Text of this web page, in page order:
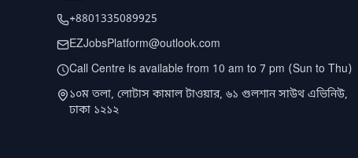
+8801335089925
EZJobsPlatform@outlook.com
Call Centre is available from 10 am to 7 pm (Sun to Thu)
১০ম তলা, লোটাস কামাল টাওয়ার, ৬১ গুলশান সাউথ এভিনিউ,
ঢাকা ১২১২